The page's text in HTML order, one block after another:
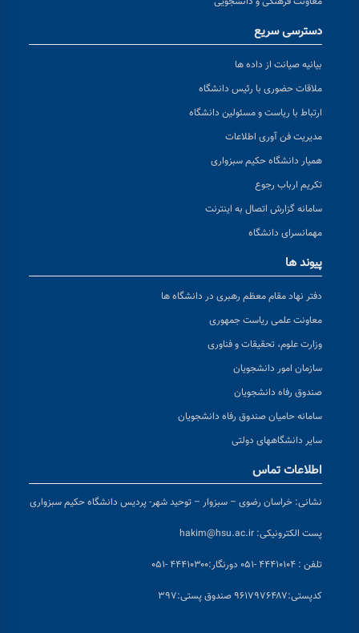
دسترسی سریع
بیانیه صیانت از داده ها
ملاقات حضوری با رئیس دانشگاه
ارتباط با ریاست و مسئولین دانشگاه
مدیریت فن آوری اطلاعات
همیار دانشگاه حکیم سبزواری
تکریم ارباب رجوع
سامانه گزارش اتصال به اینترنت
مهمانسرای دانشگاه
پیوند ها
دفتر نهاد مقام معظم رهبری در دانشگاه ها
معاونت علمی ریاست جمهوری
وزارت علوم، تحقیقات و فناوری
سازمان امور دانشجویان
صندوق رفاه دانشجویان
سامانه حامیان صندوق رفاه دانشجویان
سایر دانشگاههای دولتی
اطلاعات تماس
نشانی: خراسان رضوی – سبزوار – توحید شهر- پردیس دانشگاه حکیم سبزواری
پست الکترونیکی: hakim@hsu.ac.ir
تلفن : ۴۴۴۱۰۱۰۴ -۰۵۱ دورنگار:۴۴۴۱۰۳۰۰ -۰۵۱
کدپستی:۹۶۱۷۹۷۶۴۸۷ صندوق پستی:۳۹۷